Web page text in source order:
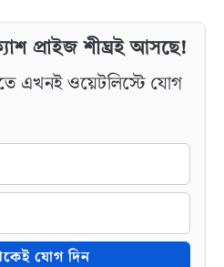
প্রাইজ শীঘ্রই আসছে!
এখনই ওয়েটলিস্টে যোগ
যোগ দিন